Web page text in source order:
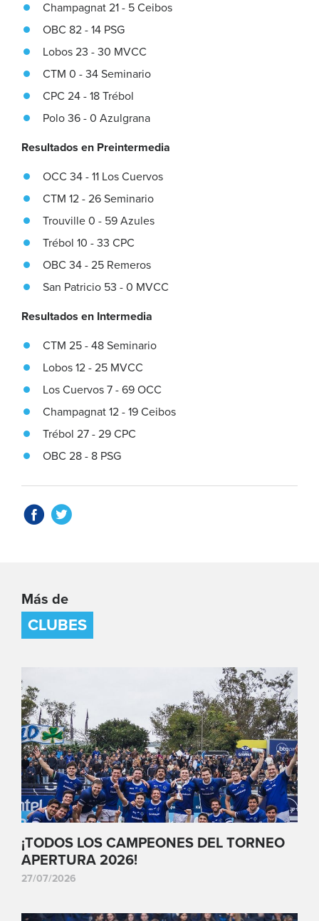
Champagnat 21 - 5 Ceibos
OBC 82 - 14 PSG
Lobos 23 - 30 MVCC
CTM 0 - 34 Seminario
CPC 24 - 18 Trébol
Polo 36 - 0 Azulgrana
Resultados en Preintermedia
OCC 34 - 11 Los Cuervos
CTM 12 - 26 Seminario
Trouville 0 - 59 Azules
Trébol 10 - 33 CPC
OBC 34 - 25 Remeros
San Patricio 53 - 0 MVCC
Resultados en Intermedia
CTM 25 - 48 Seminario
Lobos 12 - 25 MVCC
Los Cuervos 7 - 69 OCC
Champagnat 12 - 19 Ceibos
Trébol 27 - 29 CPC
OBC 28 - 8 PSG
Más de
CLUBES
¡TODOS LOS CAMPEONES DEL TORNEO
APERTURA 2026!
27/07/2026